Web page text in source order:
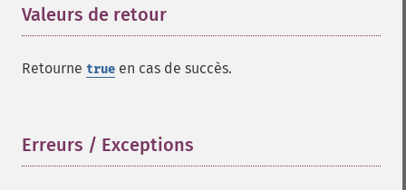
Valeurs de retour
Retourne true en cas de succès.
Erreurs / Exceptions
getImageChannelRange
getImageColors
getImageCompression